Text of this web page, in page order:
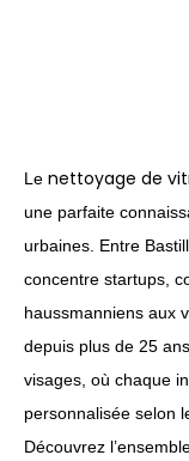
Le nettoyage de
une parfaite
urbaines. Entre
concentre startups,
haussmanniens aux
depuis plus de 25
visages, où chaque
personnalisée selon
Découvrez